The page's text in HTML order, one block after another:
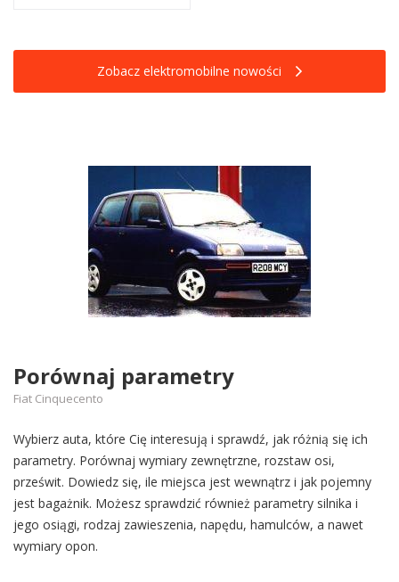
Zobacz elektromobilne nowości
Porównaj parametry
Fiat Cinquecento
Wybierz auta, które Cię interesują i sprawdź, jak różnią się ich
parametry. Porównaj wymiary zewnętrzne, rozstaw osi,
prześwit. Dowiedz się, ile miejsca jest wewnątrz i jak pojemny
jest bagażnik. Możesz sprawdzić również parametry silnika i
jego osiągi, rodzaj zawieszenia, napędu, hamulców, a nawet
wymiary opon.